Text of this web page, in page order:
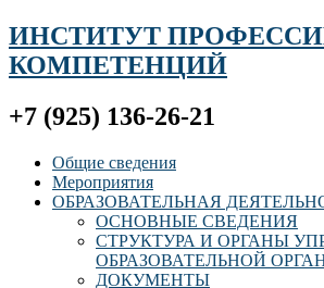
ИНСТИТУТ
КОМПЕТЕНЦИЙ
+7 (925) 136-26-21
Общие сведения
Мероприятия
ОБРАЗОВАТЕЛЬНАЯ
ОСНОВНЫЕ СВЕДЕНИЯ
СТРУКТУРА И ОРГАНЫ
ОБРАЗОВАТЕЛЬНОЙ
ДОКУМЕНТЫ